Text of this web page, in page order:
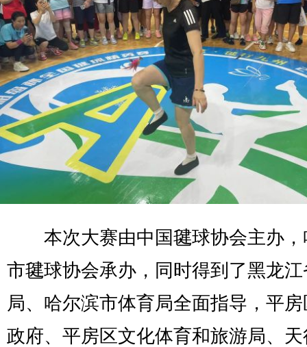
本次大赛由中国毽球协会主办，
市毽球协会承办，同时得到了黑龙
局、哈尔滨市体育局全面指导，平
政府、平房区文化体育和旅游局、